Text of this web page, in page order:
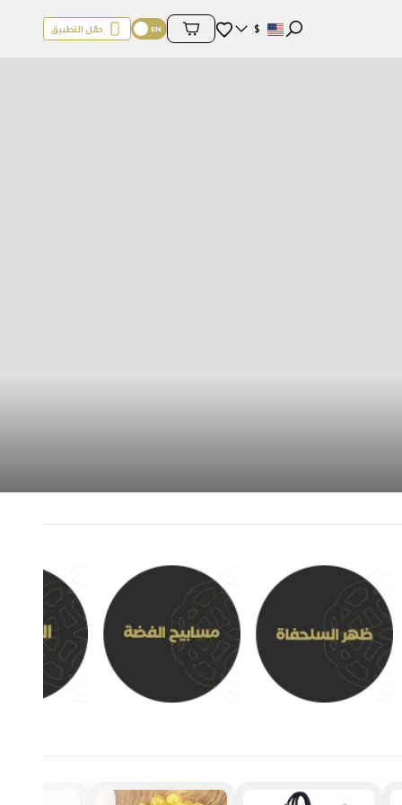
$ المفضلة
محتويات السلة
حمّل التطبيق